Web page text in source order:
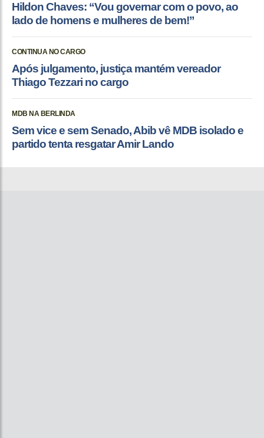
Hildon Chaves: “Vou governar com o povo, ao
lado de homens e mulheres de bem!”
CONTINUA NO CARGO
Após julgamento, justiça mantém vereador
Thiago Tezzari no cargo
MDB NA BERLINDA
Sem vice e sem Senado, Abib vê MDB isolado e
partido tenta resgatar Amir Lando